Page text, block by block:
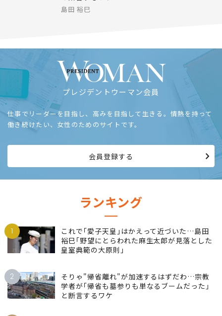
島田 裕巳
プレジデントウーマン会員
仕事でリーダーを目指し、高みを目指して生きる。情熱を持って
働き続けたい、女性のためのサイトです。
会員登録する
ランキング
1
これで｢愛子天皇｣はかえって近づいた…島田
裕巳｢野望にとらわれた麻生太郎が見落とした
皇室典範の大原則｣
2
そりゃ"帰省離れ"が加速するはずだわ…宗教
学者が｢帰省も墓参りも単なるブームだった｣
と断言するワケ